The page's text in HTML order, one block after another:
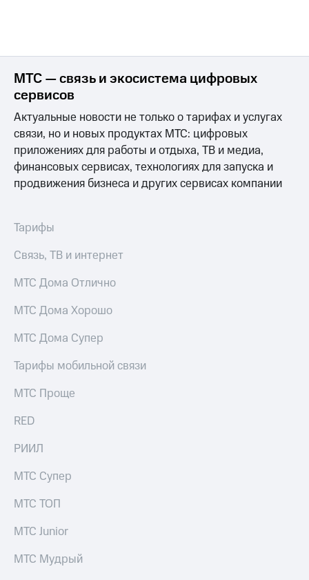
МТС — связь и экосистема цифровых
сервисов
Актуальные новости не только о тарифах и услугах
связи, но и новых продуктах МТС: цифровых
приложениях для работы и отдыха, ТВ и медиа,
финансовых сервисах, технологиях для запуска и
продвижения бизнеса и других сервисах компании
Тарифы
Связь, ТВ и интернет
МТС Дома Отлично
МТС Дома Хорошо
МТС Дома Супер
Тарифы мобильной связи
МТС Проще
RED
РИИЛ
МТС Супер
МТС ТОП
МТС Junior
МТС Мудрый